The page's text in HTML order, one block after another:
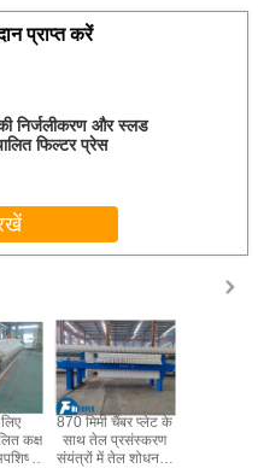
प्राप्त करें
निर्जलीकरण और स्लड
फिल्टर प्रेस
कक्ष
870 मिमी चैंबर प्लेट के
साथ तेल प्रसंस्करण
संयंत्रों में तेल शोधन के